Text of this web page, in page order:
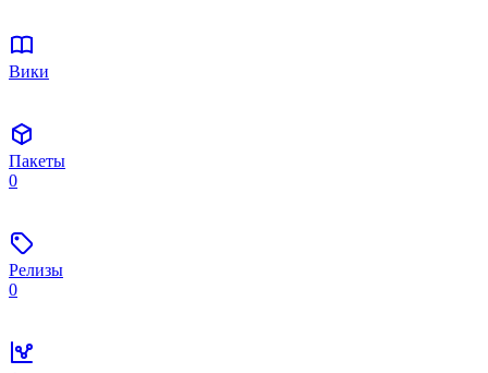
Вики
Пакеты
0
Релизы
0